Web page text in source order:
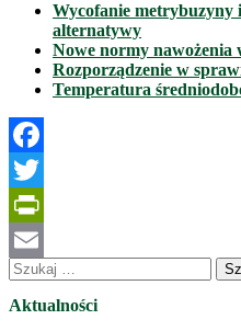
Wycofanie metrybuzyny
alternatywy
Nowe normy nawożenia
Rozporządzenie w
Temperatura
Facebook
Twitter
PrintFriendly
Email
Szukaj:
Aktualności